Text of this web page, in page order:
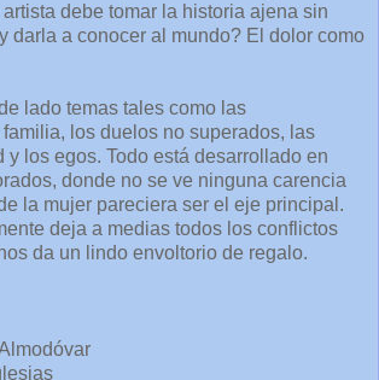
debe tomar la historia ajena sin
darla a conocer al mundo? El dolor como
lado temas tales como las
los duelos no superados, las
y los egos. Todo está desarrollado en
donde no se ve ninguna carencia
la mujer pareciera ser el eje principal.
deja a medias todos los conflictos
da un lindo envoltorio de regalo.